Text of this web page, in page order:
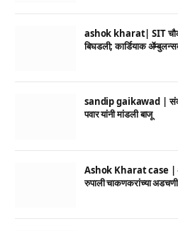
ashok kharat| SIT
बिघडली; कार्डियाक
sandip gaikawad |
पवार यांनी मांडली बाजू
Ashok Kharat case |
रुपाली चाकणकरांच्या अडचणी